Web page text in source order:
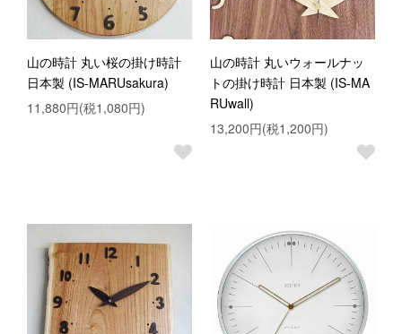
山の時計 丸い桜の掛け時計
日本製 (IS-MARUsakura)
11,880円(税1,080円)
山の時計 丸いウォールナッ
トの掛け時計 日本製 (IS-MA
RUwall)
13,200円(税1,200円)